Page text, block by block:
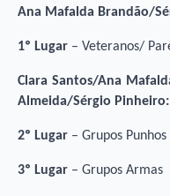
Ana Mafalda Brandão/
1º Lugar – Veteranos/
Clara Santos/Ana
Almeida/Sérgio Pinheiro:
2º Lugar – Grupos Punhos
3º Lugar – Grupos Armas